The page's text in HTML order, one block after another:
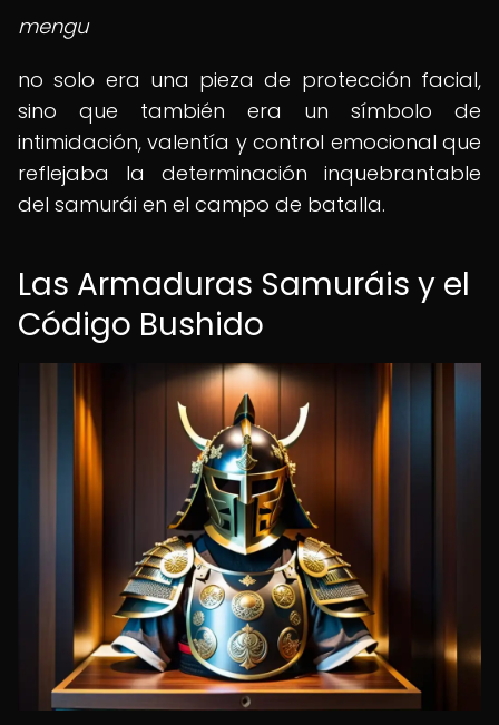
mengu
no solo era una pieza de protección facial,
sino que también era un símbolo de
intimidación, valentía y control emocional que
reflejaba la determinación inquebrantable
del samurái en el campo de batalla.
Las Armaduras Samuráis y el
Código Bushido